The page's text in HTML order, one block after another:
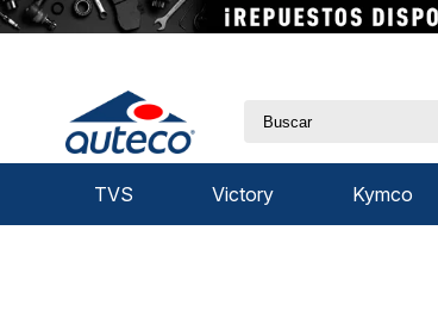
TVS Victory Kymco